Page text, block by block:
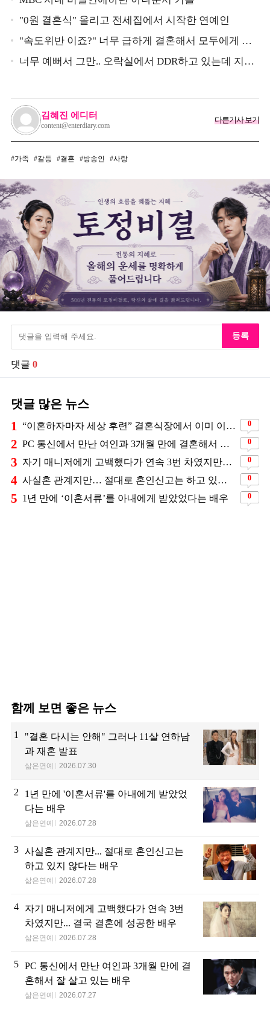
"0원 결혼식" 올리고 전세집에서 시작한 연예인
"속도위반 이죠?" 너무 급하게 결혼해서 모두에게 의
심 받았던 스타
너무 예뻐서 그만.. 오락실에서 DDR하고 있는데 지나
김혜진 에디터
content@enterdiary.com
다른기사 보기
가족 갈등 결혼 방송인 사랑
등록
댓글 0
댓글 많은 뉴스
1 “이혼하자마자 세상 후련” 결혼식장에서 이미 이혼을 직감했었다는 배우 0
2 PC 통신에서 만난 여인과 3개월 만에 결혼해서 잘 살고 있는 배우 0
3 자기 매니저에게 고백했다가 연속 3번 차였지만… 결국 결혼에 성공한 배우 0
4 사실혼 관계지만… 절대로 혼인신고는 하고 있지 않다는 배우 0
5 1년 만에 ‘이혼서류’를 아내에게 받았었다는 배우 0
함께 보면 좋은 뉴스
1
"결혼 다시는 안해" 그러나 11살 연하남
과 재혼 발표
삶은연예 2026.07.30
2
1년 만에 '이혼서류'를 아내에게 받았었
다는 배우
삶은연예 2026.07.28
3 사실혼 관계지만... 절대로 혼인신고는
하고 있지 않다는 배우
삶은연예 2026.07.28
4
자기 매니저에게 고백했다가 연속 3번
차였지만... 결국 결혼에 성공한 배우
삶은연예 2026.07.28
5 PC 통신에서 만난 여인과 3개월 만에 결
혼해서 잘 살고 있는 배우
삶은연예 2026.07.27